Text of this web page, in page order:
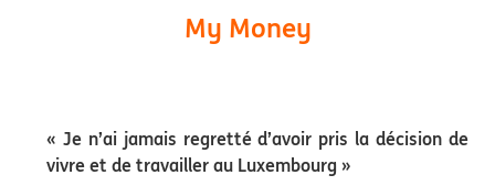
My Money
« Je n’ai jamais regretté d’avoir pris la décision de
vivre et de travailler au Luxembourg »